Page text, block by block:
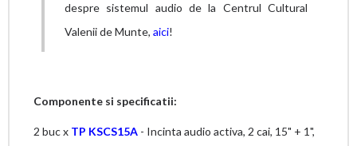
despre sistemul audio de la Centrul Cultural
Valenii de Munte, aici!
Componente si specificatii:
2 buc x TP KSCS15A - Incinta audio activa, 2 cai, 15" + 1",